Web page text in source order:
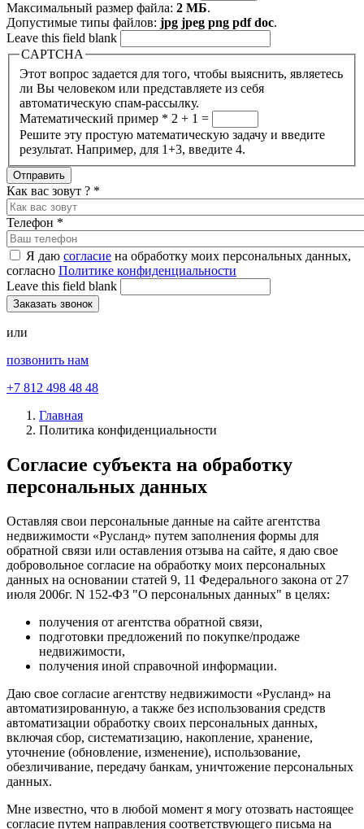
Максимальный размер файла: 2 МБ.
Допустимые типы файлов: jpg jpeg png pdf doc.
Leave this field blank
CAPTCHA
Этот вопрос задается для того, чтобы выяснить, являетесь
ли Вы человеком или представляете из себя
автоматическую спам-рассылку.
Математический пример * 2 + 1 =
Решите эту простую математическую задачу и введите
результат. Например, для 1+3, введите 4.
Как вас зовут ? *
Телефон *
Я даю согласие на обработку моих персональных данных,
согласно Политике конфиденциальности
Leave this field blank
или
позвонить нам
+7 812 498 48 48
Главная
Политика конфиденциальности
Согласие субъекта на обработку
персональных данных
Оставляя свои персональные данные на сайте агентства
недвижимости «Русланд» путем заполнения формы для
обратной связи или оставления отзыва на сайте, я даю свое
добровольное согласие на обработку моих персональных
данных на основании статей 9, 11 Федерального закона от 27
июля 2006г. N 152-ФЗ "О персональных данных" в целях:
получения от агентства обратной связи,
подготовки предложений по покупке/продаже
недвижимости,
получения иной справочной информации.
Даю свое согласие агентству недвижимости «Русланд» на
автоматизированную, а также без использования средств
автоматизации обработку своих персональных данных,
включая сбор, систематизацию, накопление, хранение,
уточнение (обновление, изменение), использование,
обезличивание, передачу банкам, уничтожение персональных
данных.
Мне известно, что в любой момент я могу отозвать настоящее
согласие путем направления соответствующего письма на